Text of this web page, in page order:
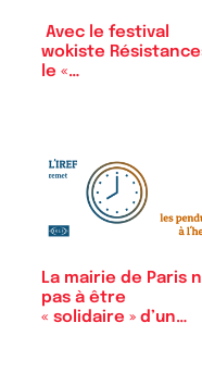
Avec le festival
wokiste
le «…
La mairie de Paris
pas à être
« solidaire » d’un…